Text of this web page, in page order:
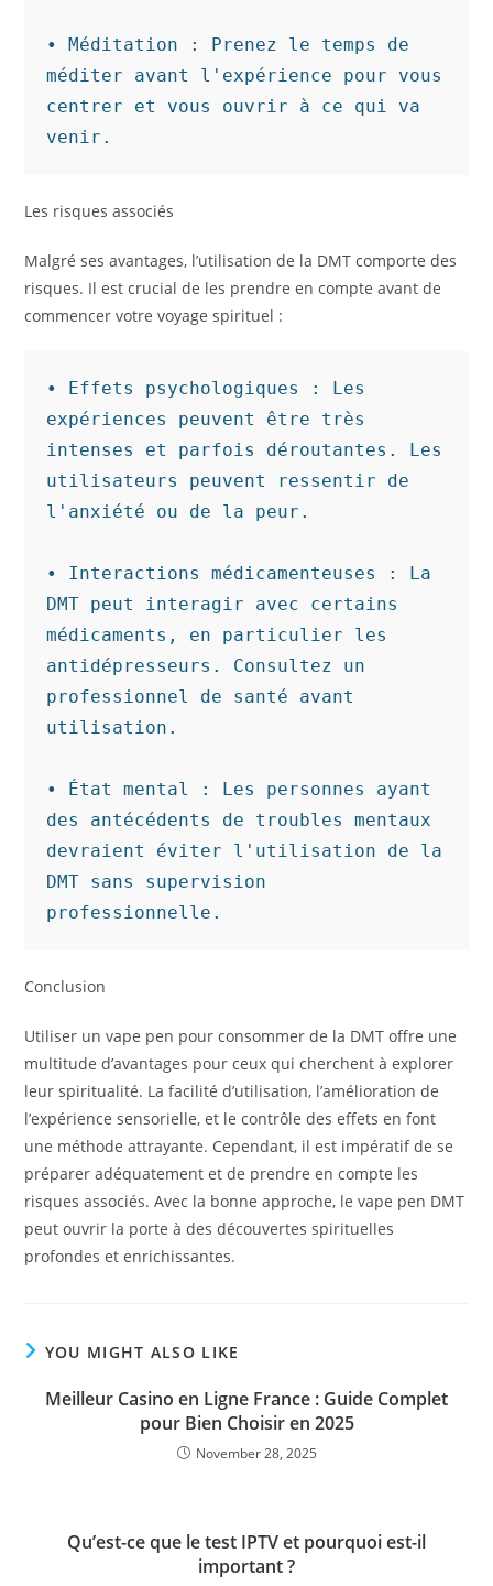
• Méditation : Prenez le temps de
méditer avant l'expérience pour vous
centrer et vous ouvrir à ce qui va
venir.
Les risques associés
Malgré ses avantages, l’utilisation de la DMT comporte des
risques. Il est crucial de les prendre en compte avant de
commencer votre voyage spirituel :
• Effets psychologiques : Les
expériences peuvent être très
intenses et parfois déroutantes. Les
utilisateurs peuvent ressentir de
l'anxiété ou de la peur.
• Interactions médicamenteuses : La
DMT peut interagir avec certains
médicaments, en particulier les
antidépresseurs. Consultez un
professionnel de santé avant
utilisation.
• État mental : Les personnes ayant
des antécédents de troubles mentaux
devraient éviter l'utilisation de la
DMT sans supervision
professionnelle.
Conclusion
Utiliser un vape pen pour consommer de la DMT offre une
multitude d’avantages pour ceux qui cherchent à explorer
leur spiritualité. La facilité d’utilisation, l’amélioration de
l’expérience sensorielle, et le contrôle des effets en font
une méthode attrayante. Cependant, il est impératif de se
préparer adéquatement et de prendre en compte les
risques associés. Avec la bonne approche, le vape pen DMT
peut ouvrir la porte à des découvertes spirituelles
profondes et enrichissantes.
YOU MIGHT ALSO LIKE
Meilleur Casino en Ligne France : Guide Complet
pour Bien Choisir en 2025
November 28, 2025
Qu’est-ce que le test IPTV et pourquoi est-il
important ?